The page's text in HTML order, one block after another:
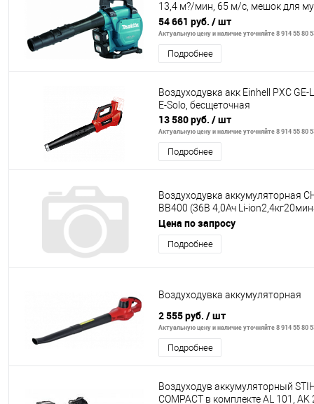
13,4 м?/мин, 65 м/с, мешок для
XPT
54 661 руб. / шт
Актуальную цену и наличие уточняйте 8 914 55 80
Подробнее
Воздуходувка акк Einhell PXC
E-Solo, бесщеточная
13 580 руб. / шт
Актуальную цену и наличие уточняйте 8 914 55 80
Подробнее
Воздуходувка аккумуляторная
BB400 (36В 4,0Ач Li-
ч52,7м/сек безАКБиЗУ)
Цена по запросу
Подробнее
Воздуходувка аккумуляторная
2 555 руб. / шт
Актуальную цену и наличие уточняйте 8 914 55 80
Подробнее
Воздуходув аккумуляторный
COMPACT в комплекте AL 101, AK